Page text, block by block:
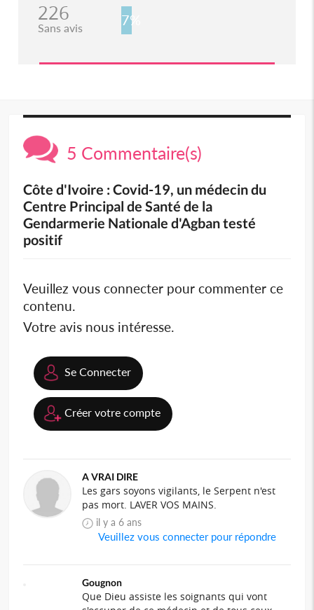
226
Sans avis 7%
5 Commentaire(s)
Côte d'Ivoire : Covid-19, un médecin du
Centre Principal de Santé de la
Gendarmerie Nationale d'Agban testé
positif
Veuillez vous connecter pour commenter ce
contenu.
Votre avis nous intéresse.
Se Connecter
Créer votre compte
A VRAI DIRE
Les gars soyons vigilants, le Serpent n'est
pas mort. LAVER VOS MAINS.
il y a 6 ans
Veuillez vous connecter pour répondre
Gougnon
Que Dieu assiste les soignants qui vont